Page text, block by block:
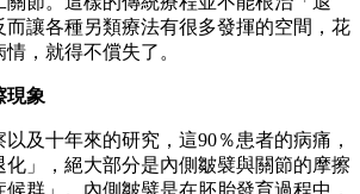
而讓各種另類療法有很多發揮的空間，花
，就得不償失了。
現象
及十年來的研究，這90％患者的病痛，
」，絕大部分是內側皺襞與關節的摩擦
群」。內側皺襞是在胚胎發育過程中，